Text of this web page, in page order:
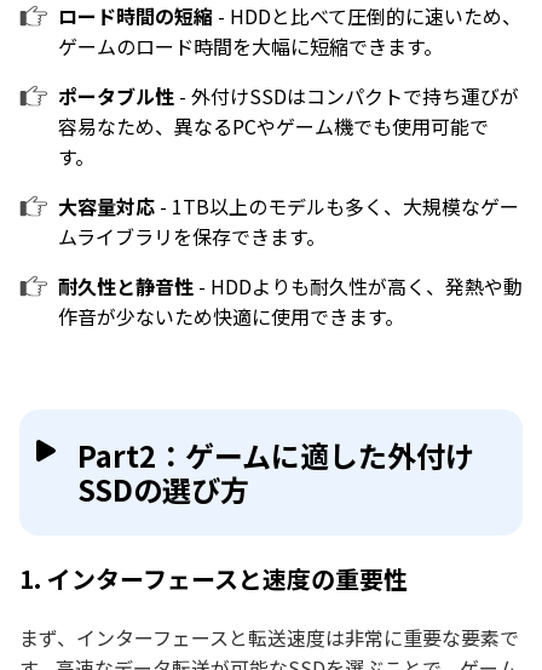
ロード時間の短縮 - HDDと比べて圧倒的に速いため、
ゲームのロード時間を大幅に短縮できます。
ポータブル性 - 外付けSSDはコンパクトで持ち運びが
容易なため、異なるPCやゲーム機でも使用可能で
す。
大容量対応 - 1TB以上のモデルも多く、大規模なゲー
ムライブラリを保存できます。
耐久性と静音性 - HDDよりも耐久性が高く、発熱や動
作音が少ないため快適に使用できます。
Part2：ゲームに適した外付け
SSDの選び方
1. インターフェースと速度の重要性
まず、インターフェースと転送速度は非常に重要な要素で